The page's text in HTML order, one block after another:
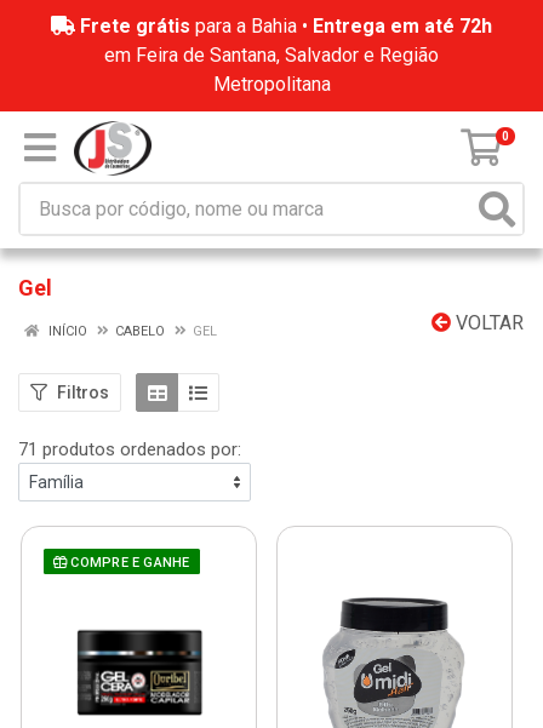
Frete grátis para a Bahia • Entrega em até 72h
em Feira de Santana, Salvador e Região
Metropolitana
0
Gel
VOLTAR
INÍCIO CABELO GEL
Filtros
71 produtos ordenados por:
COMPRE E GANHE